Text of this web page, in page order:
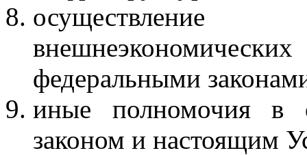
федеральными
иные полномочия в
законом и настоящим